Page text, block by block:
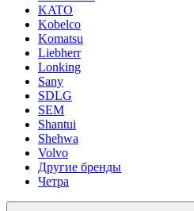
KATO
Kobelco
Komatsu
Liebherr
Lonking
Sany
SDLG
SEM
Shantui
Shehwa
Volvo
Другие бренды
Четра